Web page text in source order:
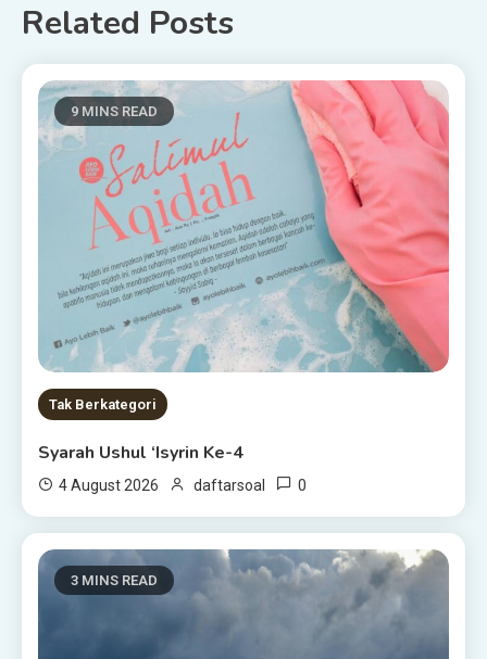
Related Posts
9 MINS READ
Tak Berkategori
Syarah Ushul ‘Isyrin Ke-4
4 August 2026 daftarsoal 0
3 MINS READ